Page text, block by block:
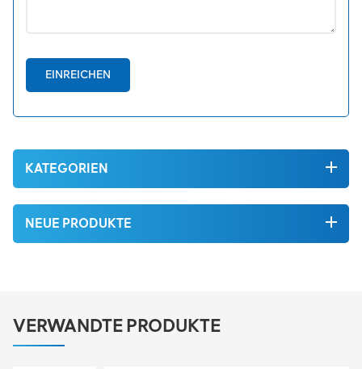
EINREICHEN
KATEGORIEN
NEUE PRODUKTE
VERWANDTE PRODUKTE